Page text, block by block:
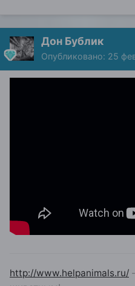
Дон Бублик
Опубликовано: 25
http://www.helpanimals.ru/